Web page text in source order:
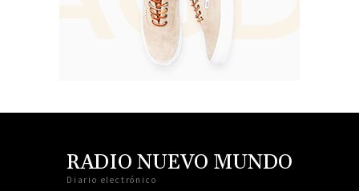
RADIO NUEVO MUNDO
Diario electrónico